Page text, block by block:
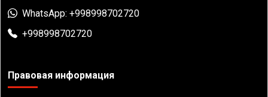
WhatsApp: +998998702720
+998998702720
Правовая информация